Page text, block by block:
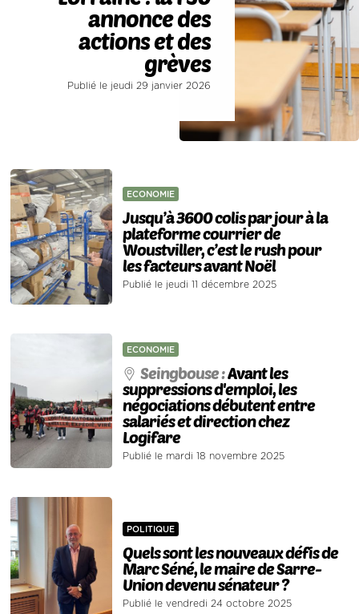
annonce des
actions et des
grèves
Publié le jeudi 29 janvier 2026
ECONOMIE
Jusqu’à 3600 colis par jour à la
plateforme courrier de
Woustviller, c’est le rush pour
les facteurs avant Noël
Publié le jeudi 11 décembre 2025
ECONOMIE
Seingbouse :Avant les
suppressions d'emploi, les
négociations débutent entre
salariés et direction chez
Logifare
Publié le mardi 18 novembre 2025
POLITIQUE
Quels sont les nouveaux défis de
Marc Séné, le maire de Sarre-
Union devenu sénateur ?
Publié le vendredi 24 octobre 2025